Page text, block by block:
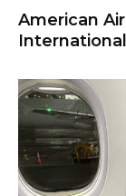
American